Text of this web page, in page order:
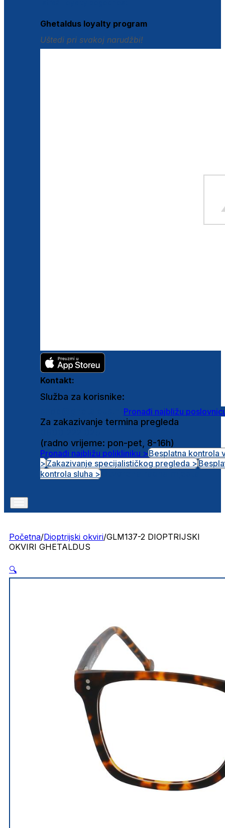
Ghetaldus loyalty program
Uštedi pri svakoj narudžbi!
Kontakt:
Služba za korisnike:
Pronađi najbližu
Za zakazivanje termina pregleda
(radno vrijeme: pon-pet, 8-16h)
Pronađi najbližu polikliniku >Besplatna kontrola
>Zakazivanje specijalističkog pregleda >
kontrola sluha >
Početna/Dioptrijski okviri/GLM137-2 DIOPTRIJSKI
OKVIRI GHETALDUS
🔍